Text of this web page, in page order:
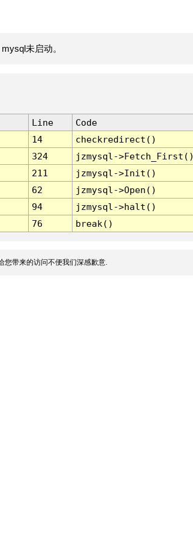
未启动。
Line
Code
14
checkredirect()
324
jzmysql-
211
jzmysql->Init()
62
jzmysql->Open()
94
jzmysql->halt()
76 break()
您带来的访问不便我们深感歉意.